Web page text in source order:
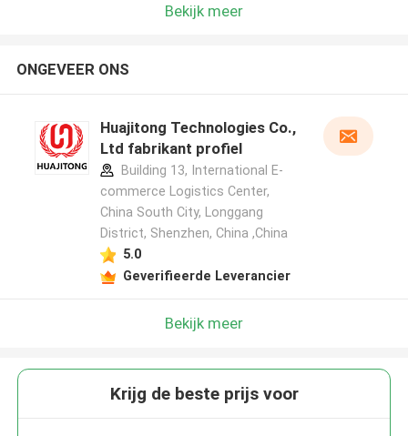
Bekijk meer
ONGEVEER ONS
Huajitong Technologies Co.,
Ltd fabrikant profiel
Building 13, International E-
commerce Logistics Center,
China South City, Longgang
District, Shenzhen, China ,China
5.0
Geverifieerde Leverancier
Bekijk meer
Krijg de beste prijs voor